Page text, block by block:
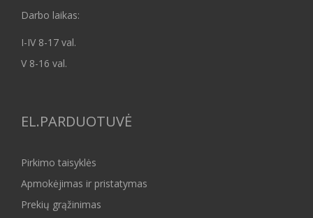
Darbo laikas:
I-IV 8-17 val.
V 8-16 val.
EL.PARDUOTUVĖ
Pirkimo taisyklės
Apmokėjimas ir pristatymas
Prekių grąžinimas